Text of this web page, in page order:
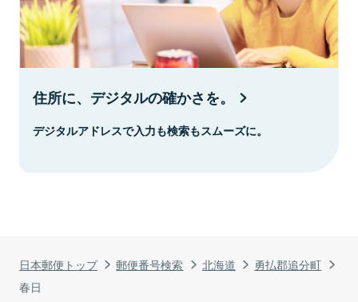
日本郵便トップ 郵便番号検索 北海道
勇払郡追分町
春日
住所に、デジタルの確かさを。
デジタルアドレスで入力も検索もスムーズに。